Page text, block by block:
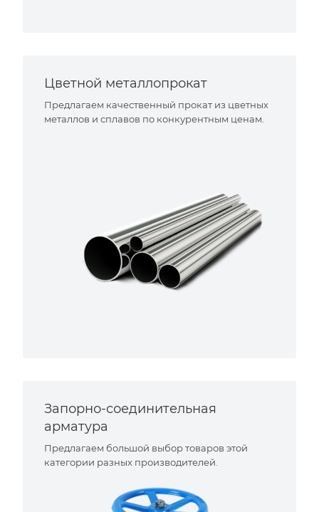
Цветной металлопрокат
Предлагаем качественный прокат из цветных
металлов и сплавов по конкурентным ценам.
Запорно-соединительная
арматура
Предлагаем большой выбор товаров этой
категории разных производителей.